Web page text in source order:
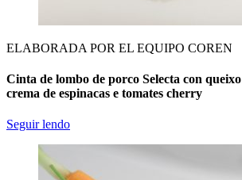
ELABORADA POR EL EQUIPO COREN
Cinta de lombo de porco Selecta con
crema de espinacas e tomates cherry
Seguir lendo